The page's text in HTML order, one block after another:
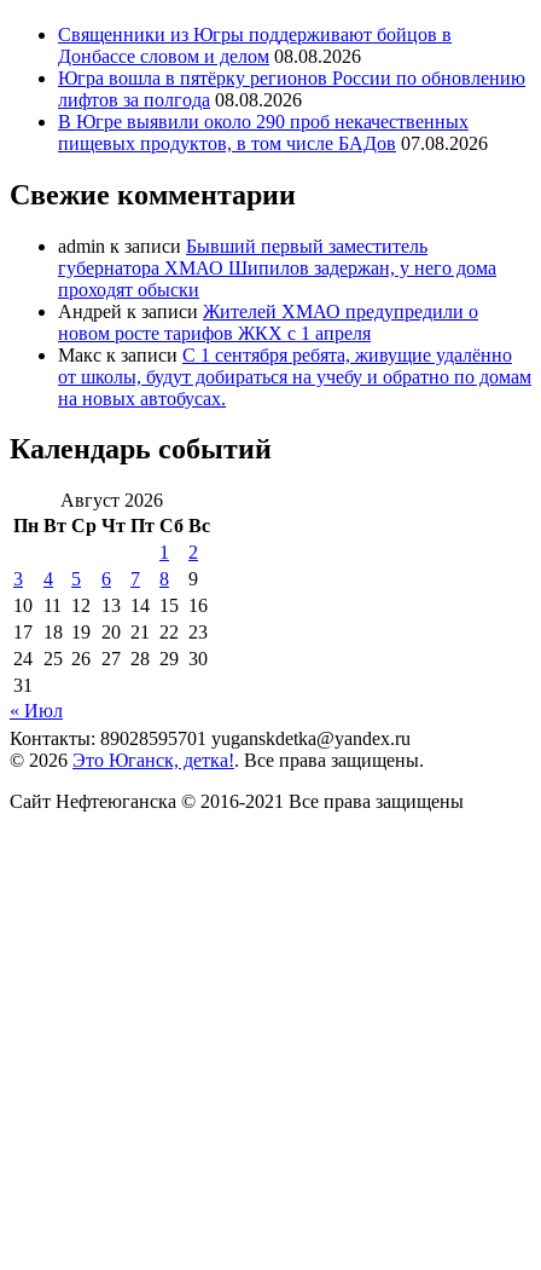
Священники из Югры поддерживают бойцов в
Донбассе словом и делом 08.08.2026
Югра вошла в пятёрку регионов России по обновлению
лифтов за полгода 08.08.2026
В Югре выявили около 290 проб некачественных
пищевых продуктов, в том числе БАДов 07.08.2026
Свежие комментарии
admin к записи Бывший первый заместитель
губернатора ХМАО Шипилов задержан, у него дома
проходят обыски
Андрей к записи Жителей ХМАО предупредили о
новом росте тарифов ЖКХ с 1 апреля
Макс к записи С 1 сентября ребята, живущие удалённо
от школы, будут добираться на учебу и обратно по домам
на новых автобусах.
Календарь событий
Август 2026
Пн Вт Ср Чт Пт Сб Вс
1
2
3
4 5 6 7 8
9
10 11 12 13 14 15 16
17 18 19 20 21 22 23
24 25 26 27 28 29 30
31
« Июл
Контакты: 89028595701 yuganskdetka@yandex.ru
© 2026 Это Юганск, детка!. Все права защищены.
Сайт Нефтеюганска © 2016-2021 Все права защищены